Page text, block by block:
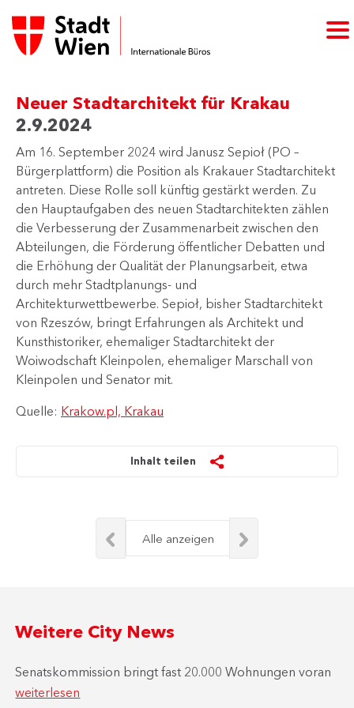
Neuer Stadtarchitekt für Krakau
2.9.2024
Am 16. September 2024 wird Janusz Sepioł (PO –
Bürgerplattform) die Position als Krakauer Stadtarchitekt
antreten. Diese Rolle soll künftig gestärkt werden. Zu
den Hauptaufgaben des neuen Stadtarchitekten zählen
die Verbesserung der Zusammenarbeit zwischen den
Abteilungen, die Förderung öffentlicher Debatten und
die Erhöhung der Qualität der Planungsarbeit, etwa
durch mehr Stadtplanungs- und
Architekturwettbewerbe. Sepioł, bisher Stadtarchitekt
von Rzeszów, bringt Erfahrungen als Architekt und
Kunsthistoriker, ehemaliger Stadtarchitekt der
Woiwodschaft Kleinpolen, ehemaliger Marschall von
Kleinpolen und Senator mit.​
Quelle: Krakow.pl, Krakau
Inhalt teilen
Alle anzeigen
Weitere City News
Senatskommission bringt fast 20.000 Wohnungen voran
weiterlesen